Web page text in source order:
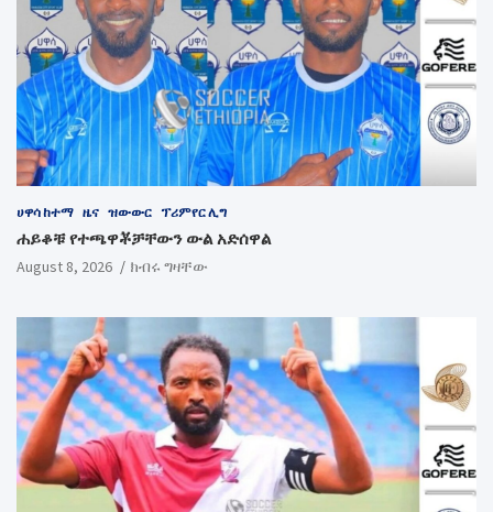
ሀዋሳ ከተማ ዜና ዝውውር ፕሪምየር ሊግ
ሐይቆቹ የተጫዋቾቻቸውን ውል አድሰዋል
August 8, 2026 ክብሩ ግዛቸው